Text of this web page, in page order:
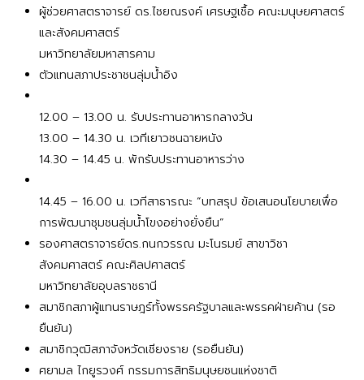
ผู้ช่วยศาสตราจารย์ ดร.ไชยณรงค์ เศรษฐเชื้อ คณะมนุษยศาสตร์
และสังคมศาสตร์
มหาวิทยาลัยมหาสารคาม
ตัวแทนสภาประชาชนลุ่มน้ำอิง
12.00 – 13.00 น. รับประทานอาหารกลางวัน
13.00 – 14.30 น. เวทีเยาวชนฉายหนัง
14.30 – 14.45 น. พักรับประทานอาหารว่าง
14.45 – 16.00 น. เวทีสาธารณะ “บทสรุป ข้อเสนอนโยบายเพื่อ
การพัฒนาชุมชนลุ่มน้ำโขงอย่างยั่งยืน”
รองศาสตราจารย์ดร.กนกวรรณ มะโนรมย์ สาขาวิชา
สังคมศาสตร์ คณะศิลปศาสตร์
มหาวิทยาลัยอุบลราชธานี
สมาชิกสภาผู้แทนราษฎร์ทั้งพรรครัฐบาลและพรรคฝ่ายค้าน (รอ
ยืนยัน)
สมาชิกวุฒิสภาจังหวัดเชียงราย (รอยืนยัน)
ศยามล ไกยูรวงศ์ กรรมการสิทธิมนุษยชนแห่งชาติ